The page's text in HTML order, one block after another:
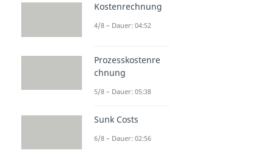
Kostenrechnung
4/8 – Dauer: 04:52
Prozesskostenre
chnung
5/8 – Dauer: 05:38
Sunk Costs
6/8 – Dauer: 02:56